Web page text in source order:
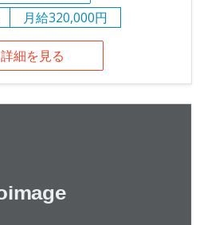
月給320,000円
詳細を見る